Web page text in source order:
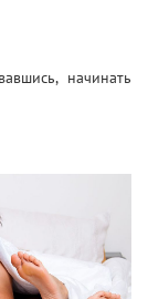
начинать